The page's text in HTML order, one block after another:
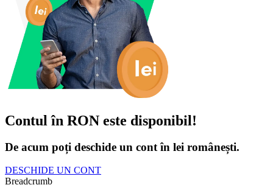
Contul în RON este disponibil!
De acum poți deschide un cont în lei românești.
DESCHIDE UN CONT
Breadcrumb